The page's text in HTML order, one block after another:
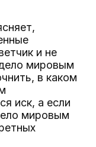
и не
мировым
в каком
иск, а если
мировым